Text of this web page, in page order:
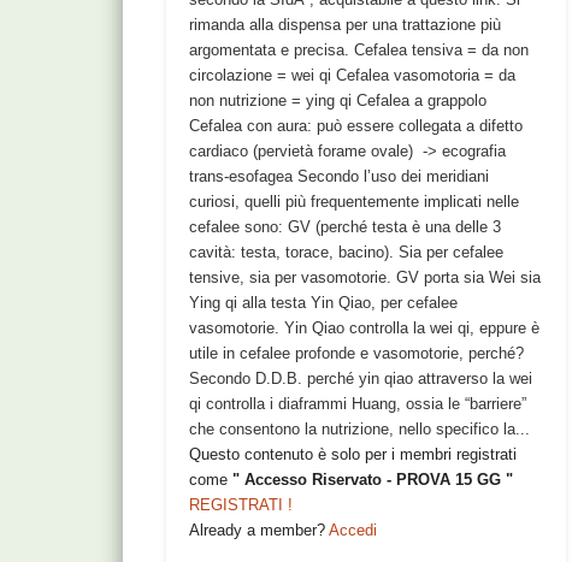
rimanda alla dispensa per una trattazione più
argomentata e precisa. Cefalea tensiva = da non
circolazione = wei qi Cefalea vasomotoria = da
non nutrizione = ying qi Cefalea a grappolo
Cefalea con aura: può essere collegata a difetto
cardiaco (pervietà forame ovale) -> ecografia
trans-esofagea Secondo l’uso dei meridiani
curiosi, quelli più frequentemente implicati nelle
cefalee sono: GV (perché testa è una delle 3
cavità: testa, torace, bacino). Sia per cefalee
tensive, sia per vasomotorie. GV porta sia Wei sia
Ying qi alla testa Yin Qiao, per cefalee
vasomotorie. Yin Qiao controlla la wei qi, eppure è
utile in cefalee profonde e vasomotorie, perché?
Secondo D.D.B. perché yin qiao attraverso la wei
qi controlla i diaframmi Huang, ossia le “barriere”
che consentono la nutrizione, nello specifico la...
Questo contenuto è solo per i membri registrati
come" Accesso Riservato - PROVA 15 GG "
REGISTRATI !
Already a member?Accedi